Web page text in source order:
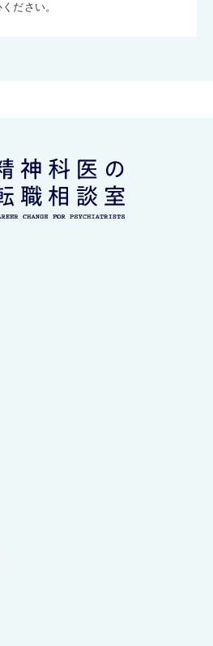
ださい。